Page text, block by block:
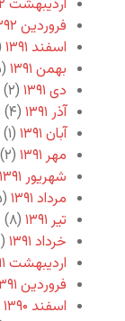
اردیبهشت ۱۳۹۲
فروردین ۱۳۹۲
اسفند ۱۳۹۱
بهمن ۱۳۹۱
(۵)
دی ۱۳۹۱
(۲)
آذر ۱۳۹۱
(۴)
آبان ۱۳۹۱
(۱)
مهر ۱۳۹۱
(۲)
شهریور ۱۳۹۱
مرداد ۱۳۹۱
(۵)
تیر ۱۳۹۱
(۸)
خرداد ۱۳۹۱
(۴)
اردیبهشت ۱۳۹۱
فروردین ۱۳۹۱
اسفند ۱۳۹۰